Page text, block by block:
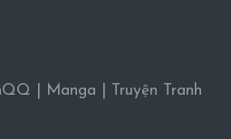
| Manga | Truyện Tranh